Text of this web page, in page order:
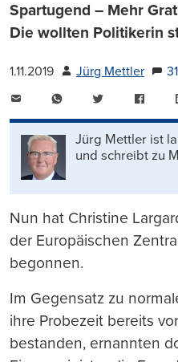
Spartugend – Mehr
Die wollten Politikerin
1.11.2019 Jürg Mettler
31
WhatsAppTwitter
Jürg Mettler ist
und schreibt zu
Nun hat Christine
der Europäischen
begonnen.
Im Gegensatz zu
ihre Probezeit bereits
bestanden, ernannten